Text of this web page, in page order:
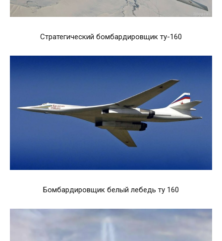
Стратегический бомбардировщик ту-160
Бомбардировщик белый лебедь ту 160